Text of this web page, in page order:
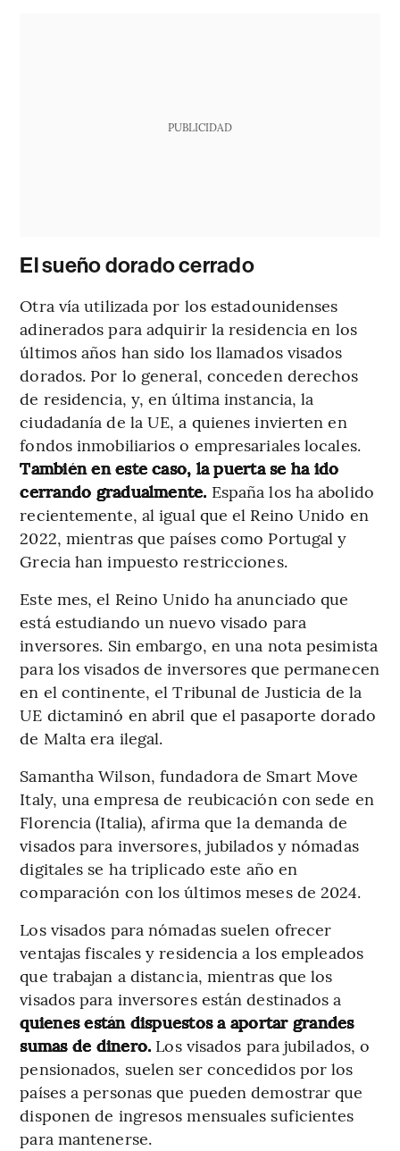
PUBLICIDAD
El sueño dorado cerrado
Otra vía utilizada por los estadounidenses
adinerados para adquirir la residencia en los
últimos años han sido los llamados visados
dorados. Por lo general, conceden derechos
de residencia, y, en última instancia, la
ciudadanía de la UE, a quienes invierten en
fondos inmobiliarios o empresariales locales.
También en este caso, la puerta se ha ido
cerrando gradualmente. España los ha abolido
recientemente, al igual que el Reino Unido en
2022, mientras que países como Portugal y
Grecia han impuesto restricciones.
Este mes, el Reino Unido ha anunciado que
está estudiando un nuevo visado para
inversores. Sin embargo, en una nota pesimista
para los visados de inversores que permanecen
en el continente, el Tribunal de Justicia de la
UE dictaminó en abril que el pasaporte dorado
de Malta era ilegal.
Samantha Wilson, fundadora de Smart Move
Italy, una empresa de reubicación con sede en
Florencia (Italia), afirma que la demanda de
visados para inversores, jubilados y nómadas
digitales se ha triplicado este año en
comparación con los últimos meses de 2024.
Los visados para nómadas suelen ofrecer
ventajas fiscales y residencia a los empleados
que trabajan a distancia, mientras que los
visados para inversores están destinados a
quienes están dispuestos a aportar grandes
sumas de dinero. Los visados para jubilados, o
pensionados, suelen ser concedidos por los
países a personas que pueden demostrar que
disponen de ingresos mensuales suficientes
para mantenerse.